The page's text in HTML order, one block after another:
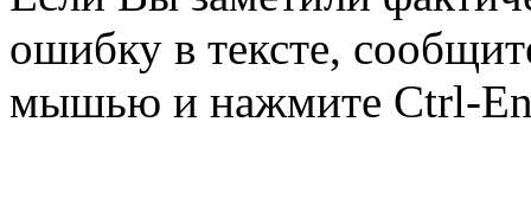
ошибку в тексте,
мышью и нажмите Ctrl-